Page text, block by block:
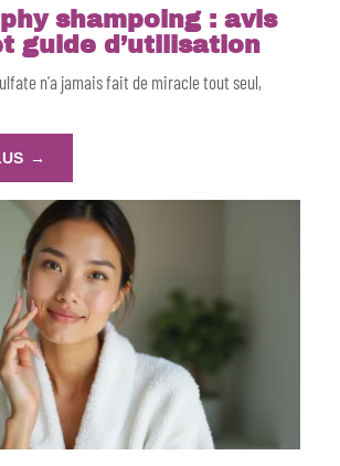
shampoing : avis
guide d’utilisation
n'a jamais fait de miracle tout seul,